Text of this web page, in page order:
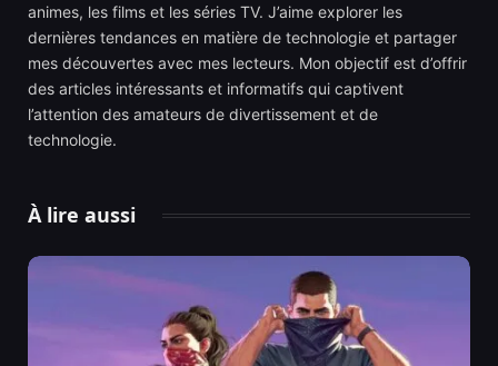
animes, les films et les séries TV. J’aime explorer les
dernières tendances en matière de technologie et partager
mes découvertes avec mes lecteurs. Mon objectif est d’offrir
des articles intéressants et informatifs qui captivent
l’attention des amateurs de divertissement et de
technologie.
À lire aussi